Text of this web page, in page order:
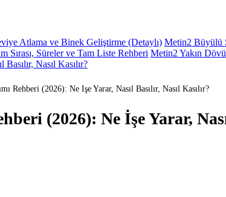
Atlama ve Binek Geliştirme (Detaylı) Metin2 Büyülü
Süreler ve Tam Liste Rehberi Metin2 Yakın
Nasıl Kasılır?
Rehberi (2026): Ne İşe Yarar, Nasıl Basılır, Nasıl Kasılır?
(2026): Ne İşe Yarar,